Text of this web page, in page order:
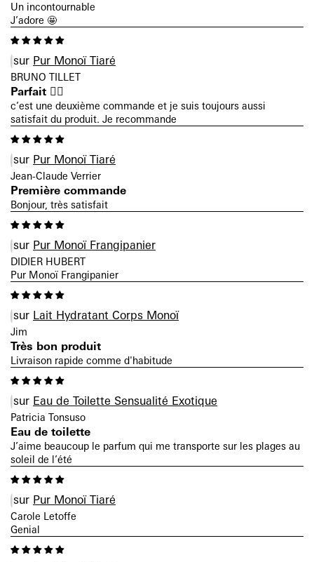
Un incontournable
J’adore 🤩
Pur Monoï Tiaré
BRUNO TILLET
Parfait 👍🏼
c’est une deuxième commande et je suis toujours aussi
satisfait du produit. Je recommande
Pur Monoï Tiaré
Jean-Claude Verrier
Première commande
Bonjour, très satisfait
Pur Monoï Frangipanier
DIDIER HUBERT
Pur Monoï Frangipanier
Lait Hydratant Corps Monoï
Jim
Très bon produit
Livraison rapide comme d'habitude
Eau de Toilette Sensualité Exotique
Patricia Tonsuso
Eau de toilette
J’aime beaucoup le parfum qui me transporte sur les plages au
soleil de l’été
Pur Monoï Tiaré
Carole Letoffe
Genial